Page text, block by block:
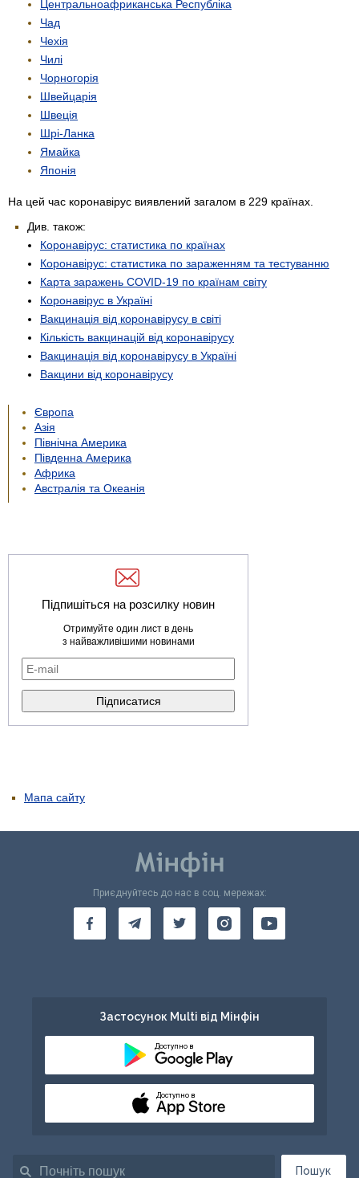
Центрально­африканська Республіка
Чад
Чехія
Чилі
Чорногорія
Швейцарія
Швеція
Шрі-Ланка
Ямайка
Японія
На цей час коронавірус виявлений загалом в 229 країнах.
Див. також:
Коронавірус: статистика по країнах
Коронавірус: статистика по зараженням та тестуванню
Карта заражень COVID-19 по країнам світу
Коронавірус в Україні
Вакцинація від коронавірусу в світі
Кількість вакцинацій від коронавірусу
Вакцинація від коронавірусу в Україні
Вакцини від коронавірусу
Європа
Азія
Північна Америка
Південна Америка
Африка
Австралія та Океанія
Підпишіться на розсилку новин
Отримуйте один лист в день
з найважливішими новинами
Мапа сайту
Пошук
Приєднуйтесь до нас в соц. мережах:
Застосунок Multi від Мінфін
Доступно в
Доступно в